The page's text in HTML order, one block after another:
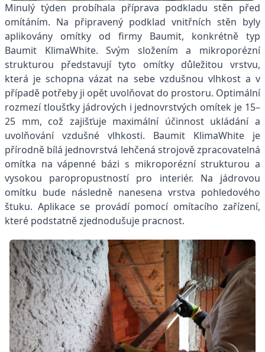
Minulý týden probíhala příprava podkladu stěn před
omítáním. Na připravený podklad vnitřních stěn byly
aplikovány omítky od firmy Baumit, konkrétně typ
Baumit KlimaWhite. Svým složením a mikroporézní
strukturou představují tyto omítky důležitou vrstvu,
která je schopna vázat na sebe vzdušnou vlhkost a v
případě potřeby ji opět uvolňovat do prostoru. Optimální
rozmezí tloušťky jádrových i jednovrstvých omítek je 15–
25 mm, což zajišťuje maximální účinnost ukládání a
uvolňování vzdušné vlhkosti. Baumit KlimaWhite je
přírodně bílá jednovrstvá lehčená strojově zpracovatelná
omítka na vápenné bázi s mikroporézní strukturou a
vysokou paropropustností pro interiér. Na jádrovou
omítku bude následně nanesena vrstva pohledového
štuku. Aplikace se provádí pomocí omítacího zařízení,
které podstatně zjednodušuje pracnost.